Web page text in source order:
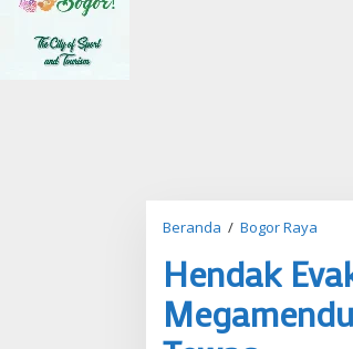
Beranda / Bogor Raya
n
d
a
k
Hendak